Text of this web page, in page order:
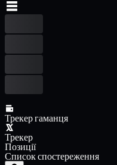
Трекер гаманця
Трекер
Позиції
Список спостереження